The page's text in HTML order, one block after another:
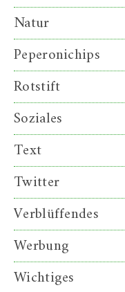
Natur
Peperonichips
Rotstift
Soziales
Text
Twitter
Verblüffendes
Werbung
Wichtiges